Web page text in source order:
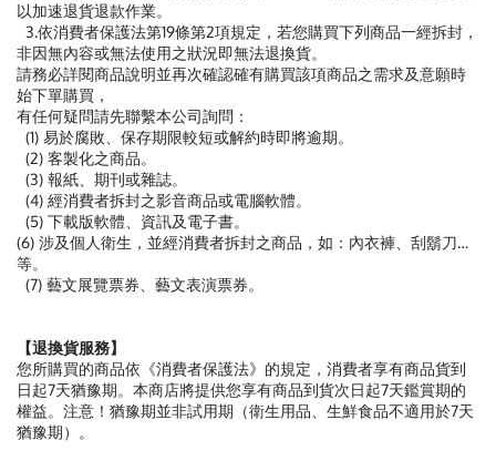
以加速退貨退款作業。
3.依消費者保護法第19條第2項規定，若您購買下列商品一經拆封，
非因無內容或無法使用之狀況即無法退換貨。
請務必詳閱商品說明並再次確認確有購買該項商品之需求及意願時
始下單購買，
有任何疑問請先聯繫本公司詢問：
(1) 易於腐敗、保存期限較短或解約時即將逾期。
(2) 客製化之商品。
(3) 報紙、期刊或雜誌。
(4) 經消費者拆封之影音商品或電腦軟體。
(5) 下載版軟體、資訊及電子書。
(6) 涉及個人衛生，並經消費者拆封之商品，如：內衣褲、刮鬍刀…
等。
(7) 藝文展覽票券、藝文表演票券。
【退換貨服務】
您所購買的商品依《消費者保護法》的規定，消費者享有商品貨到
日起7天猶豫期。本商店將提供您享有商品到貨次日起7天鑑賞期的
權益。注意！猶豫期並非試用期（衛生用品、生鮮食品不適用於7天
猶豫期）。